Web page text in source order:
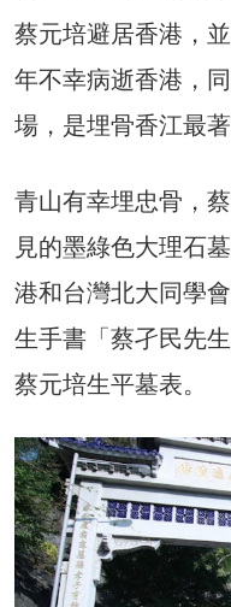
蔡元培避居香港，
年不幸病逝香港，
場，是埋骨香江最
青山有幸埋忠骨，
見的墨綠色大理石
港和台灣北大同學
生手書「蔡孑民先
蔡元培生平墓表。